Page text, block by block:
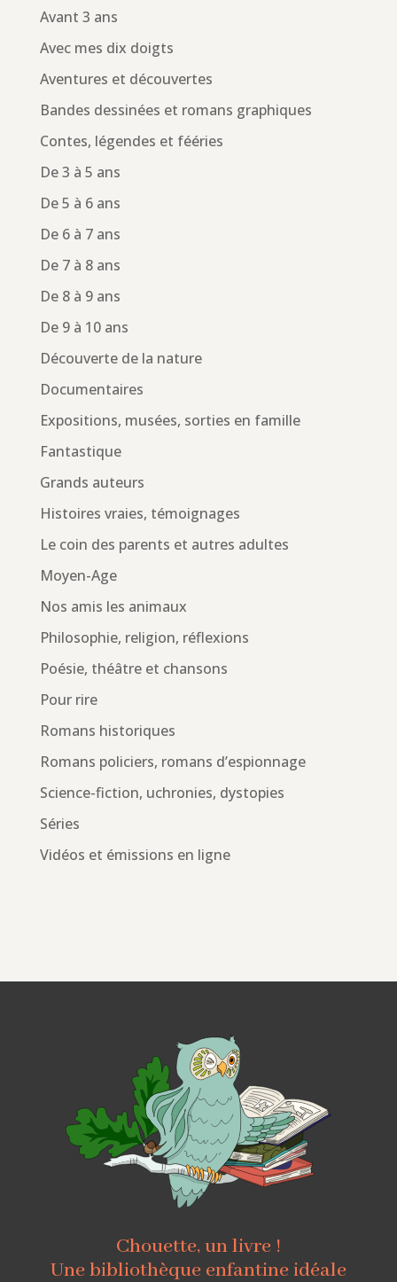
Avant 3 ans
Avec mes dix doigts
Aventures et découvertes
Bandes dessinées et romans graphiques
Contes, légendes et fééries
De 3 à 5 ans
De 5 à 6 ans
De 6 à 7 ans
De 7 à 8 ans
De 8 à 9 ans
De 9 à 10 ans
Découverte de la nature
Documentaires
Expositions, musées, sorties en famille
Fantastique
Grands auteurs
Histoires vraies, témoignages
Le coin des parents et autres adultes
Moyen-Age
Nos amis les animaux
Philosophie, religion, réflexions
Poésie, théâtre et chansons
Pour rire
Romans historiques
Romans policiers, romans d’espionnage
Science-fiction, uchronies, dystopies
Séries
Vidéos et émissions en ligne
Chouette, un livre !
Une bibliothèque enfantine idéale